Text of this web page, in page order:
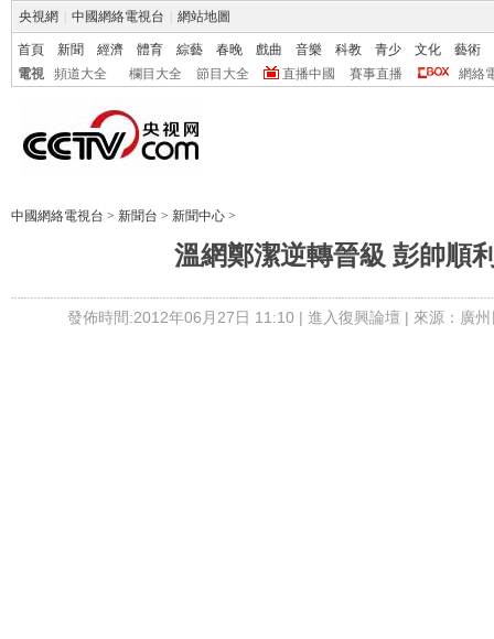
央視網 中國網絡電視台 網站地圖
首頁 新聞 經濟 體育 綜藝 春晚 戲曲 音樂 科教 青少 文化
藝術
電視
頻道大全 欄目大全 節目大全 直播中國 賽事直播 網絡
中國網絡電視台 > 新聞台 > 新聞中心 >
溫網鄭潔逆轉晉級 彭帥順
發佈時間:2012年06月27日 11:10 | 進入復興論壇 | 來源：廣